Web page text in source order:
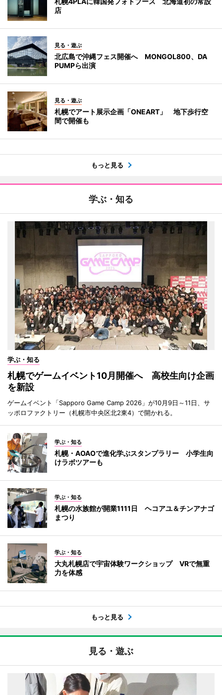
店
見る・遊ぶ
北広島で沖縄フェス開催へ MONGOL800、DA
PUMPら出演
見る・遊ぶ
札幌でアート展示企画「ONEART」 地下歩行空
間で開催も
もっと見る
学ぶ・知る
学ぶ・知る
札幌でゲームイベント10月開催へ 高校生向け企画
を新設
ゲームイベント「Sapporo Game Camp 2026」が10月9日～11日、サ
ッポロファクトリー（札幌市中央区北2東4）で開かれる。
学ぶ・知る
札幌・AOAOで進化学ぶスタンプラリー 小学生向
けラボツアーも
学ぶ・知る
札幌の水族館が開業1111日 ヘコアユ＆チンアナゴ
まつり
学ぶ・知る
大丸札幌店で宇宙体験ワークショップ VRで無重
力を体感
もっと見る
見る・遊ぶ